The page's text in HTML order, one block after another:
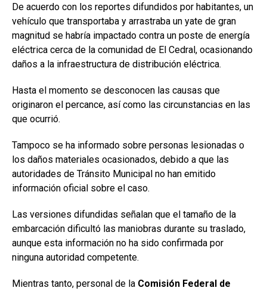
De acuerdo con los reportes difundidos por habitantes, un
vehículo que transportaba y arrastraba un yate de gran
magnitud se habría impactado contra un poste de energía
eléctrica cerca de la comunidad de El Cedral, ocasionando
daños a la infraestructura de distribución eléctrica.
Hasta el momento se desconocen las causas que
originaron el percance, así como las circunstancias en las
que ocurrió.
Tampoco se ha informado sobre personas lesionadas o
los daños materiales ocasionados, debido a que las
autoridades de Tránsito Municipal no han emitido
información oficial sobre el caso.
Las versiones difundidas señalan que el tamaño de la
embarcación dificultó las maniobras durante su traslado,
aunque esta información no ha sido confirmada por
ninguna autoridad competente.
Mientras tanto, personal de la Comisión Federal de